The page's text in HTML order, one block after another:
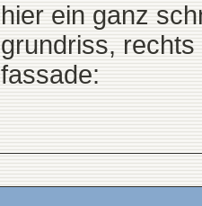
hier ein ganz
grundriss,
fassade: